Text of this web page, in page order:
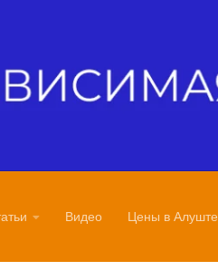
Видео Цены в Алуште